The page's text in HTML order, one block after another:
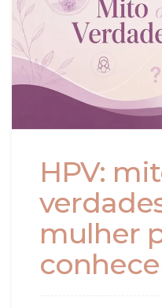
HPV:
mulher